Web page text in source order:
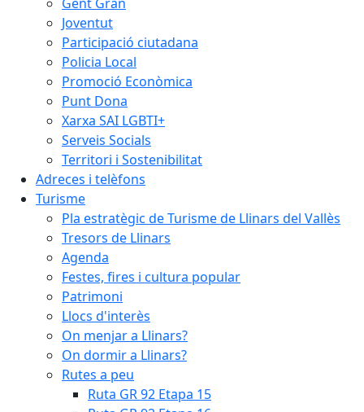
Joventut
Participació ciutadana
Policia Local
Promoció Econòmica
Punt Dona
Xarxa SAI LGBTI+
Serveis Socials
Territori i Sostenibilitat
Adreces i telèfons
Turisme
Pla estratègic de Turisme de Llinars del Vallès
Tresors de Llinars
Agenda
Festes, fires i cultura popular
Patrimoni
Llocs d'interès
On menjar a Llinars?
On dormir a Llinars?
Rutes a peu
Ruta GR 92 Etapa 15